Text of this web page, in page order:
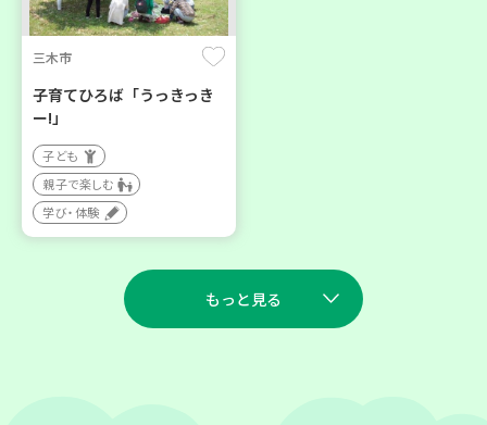
三木市
子育てひろば「うっきっき
ー!」
子ども
親子で楽しむ
学び・体験
もっと見る